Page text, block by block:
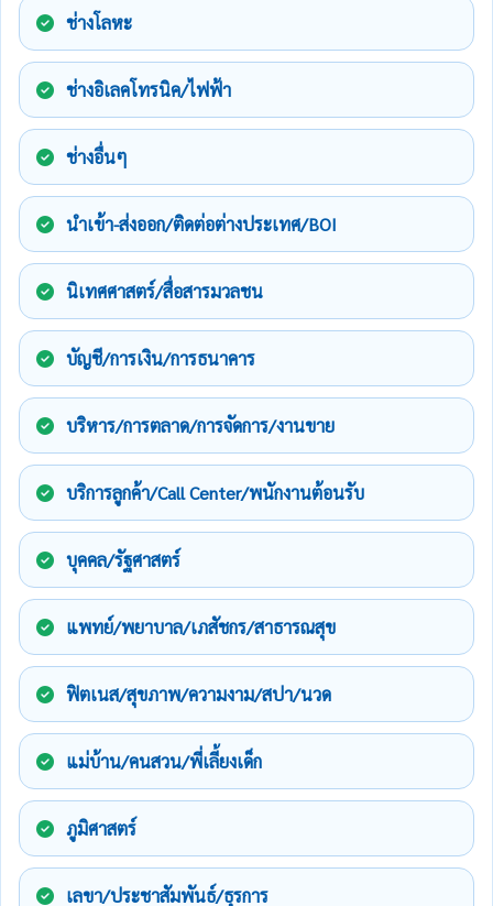
ช่างโลหะ
ช่างอิเลคโทรนิค/ไฟฟ้า
ช่างอื่นๆ
นำเข้า-ส่งออก/ติดต่อต่างประเทศ/BOI
นิเทศศาสตร์/สื่อสารมวลชน
บัญชี/การเงิน/การธนาคาร
บริหาร/การตลาด/การจัดการ/งานขาย
บริการลูกค้า/Call Center/พนักงานต้อนรับ
บุคคล/รัฐศาสตร์
แพทย์/พยาบาล/เภสัชกร/สาธารณสุข
ฟิตเนส/สุขภาพ/ความงาม/สปา/นวด
แม่บ้าน/คนสวน/พี่เลี้ยงเด็ก
ภูมิศาสตร์
เลขา/ประชาสัมพันธ์/ธุรการ